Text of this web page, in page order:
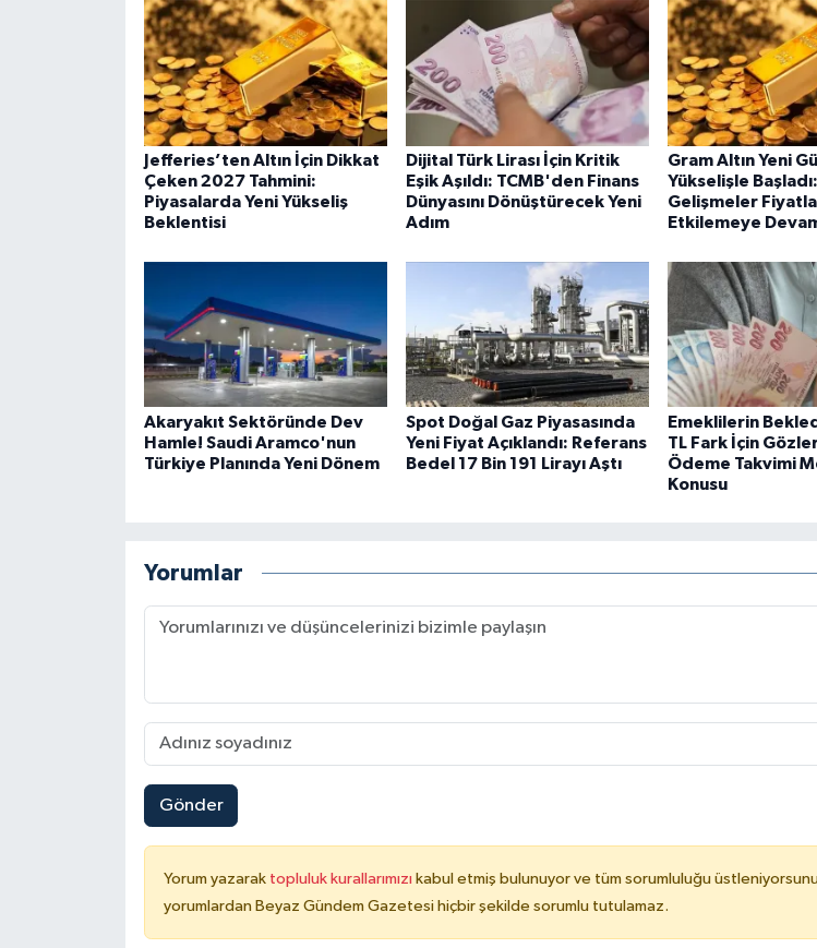
Jefferies’ten Altın İçin Dikkat
Çeken 2027 Tahmini:
Piyasalarda Yeni Yükseliş
Beklentisi
Dijital Türk Lirası İçin Kritik
Eşik Aşıldı: TCMB'den Finans
Dünyasını Dönüştürecek Yeni
Adım
Gram Altın Yeni
Yükselişle
Gelişmeler
Etkilemeye
Akaryakıt Sektöründe Dev
Hamle! Saudi Aramco'nun
Türkiye Planında Yeni Dönem
Spot Doğal Gaz Piyasasında
Yeni Fiyat Açıklandı: Referans
Bedel 17 Bin 191 Lirayı Aştı
Emeklilerin
TL Fark İçin
Ödeme Takvimi
Konusu
Yorumlar
Gönder
Yorum yazarak topluluk kurallarımızı kabul etmiş bulunuyor ve tüm sorumluluğu
yorumlardan Beyaz Gündem Gazetesi hiçbir şekilde sorumlu tutulamaz.